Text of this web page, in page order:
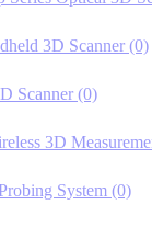
3D Scanner (0)
Scanner (0)
3D
System (0)